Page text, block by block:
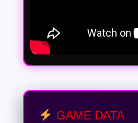
GAME DATA